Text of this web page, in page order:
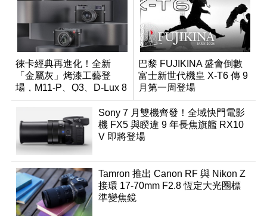
徠卡經典再進化！全新
「金屬灰」烤漆工藝登
場，M11-P、Q3、D-Lux 8
領銜換裝
巴黎 FUJIKINA 盛會倒數
富士新世代機皇 X-T6 傳 9
月第一周登場
Sony 7 月雙機齊發！全域快門電影
機 FX5 與睽違 9 年長焦旗艦 RX10
V 即將登場
Tamron 推出 Canon RF 與 Nikon Z
接環 17-70mm F2.8 恆定大光圈標
準變焦鏡